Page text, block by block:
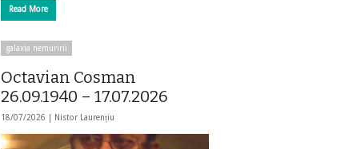
Read More
galaxia nemuririi
Octavian Cosman
26.09.1940 – 17.07.2026
18/07/2026 | Nistor Laurențiu